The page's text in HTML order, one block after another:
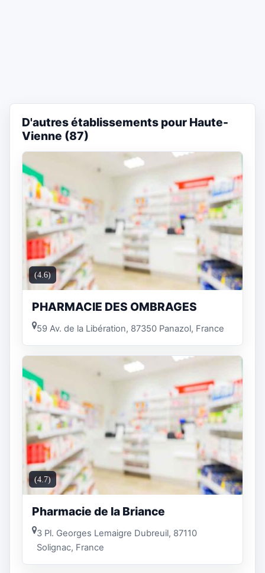
D'autres établissements pour Haute-
Vienne (87)
(4.6)
PHARMACIE DES OMBRAGES
59 Av. de la Libération, 87350 Panazol, France
(4.7)
Pharmacie de la Briance
3 Pl. Georges Lemaigre Dubreuil, 87110
Solignac, France